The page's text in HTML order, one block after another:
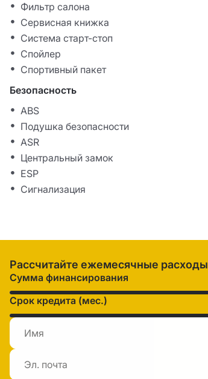
Фильтр салона
Сервисная книжка
Система старт-стоп
Спойлер
Спортивный пакет
Безопасность
ABS
Подушка безопасности
ASR
Центральный замок
ESP
Сигнализация
Рассчитайте ежемесячные расходы
Сумма финансирования
Срок кредита (мес.)